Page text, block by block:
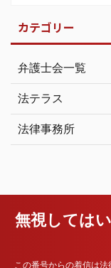
カテゴリー
弁護士会一覧
法テラス
法律事務所
無視しては
この番号からの着信は